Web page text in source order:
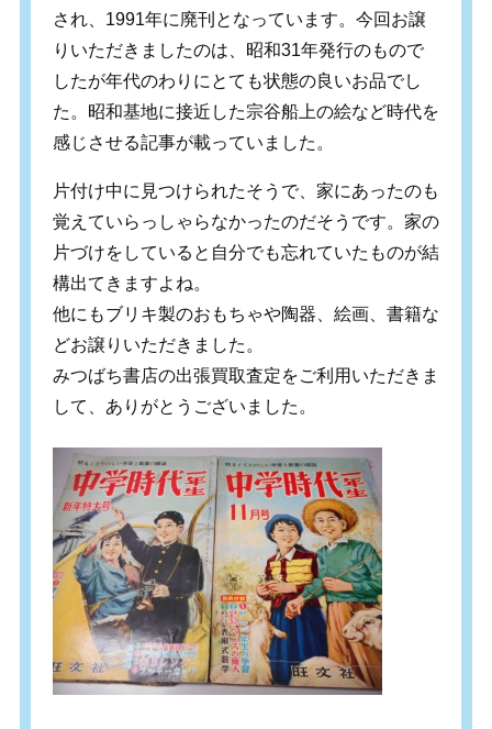
され、1991年に廃刊となっています。今回お譲
りいただきましたのは、昭和31年発行のもので
したが年代のわりにとても状態の良いお品でし
た。昭和基地に接近した宗谷船上の絵など時代を
感じさせる記事が載っていました。
片付け中に見つけられたそうで、家にあったのも
覚えていらっしゃらなかったのだそうです。家の
片づけをしていると自分でも忘れていたものが結
構出てきますよね。
他にもブリキ製のおもちゃや陶器、絵画、書籍な
どお譲りいただきました。
みつばち書店の出張買取査定をご利用いただきま
して、ありがとうございました。